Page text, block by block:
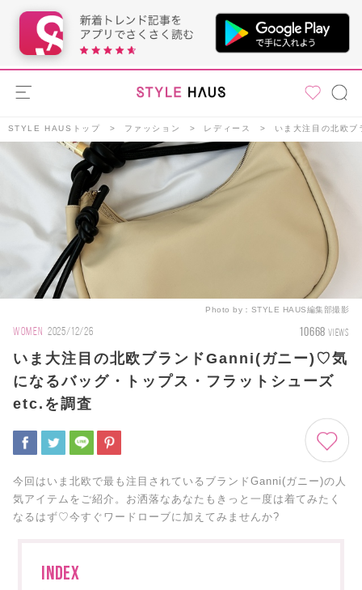
STYLE HAUSトップ ファッション レディース いま大注目の北欧
Photo by： STYLE HAUS編集部撮影
WOMEN 2025/12/26 10668 VIEWS
いま大注目の北欧ブランドGanni(ガニー)♡気
になるバッグ・トップス・フラットシューズ
etc.を調査
今回はいま北欧で最も注目されているブランドGanni(ガニー)の人
気アイテムをご紹介。お洒落なあなたもきっと一度は着てみたく
なるはず♡今すぐワードローブに加えてみませんか?
INDEX